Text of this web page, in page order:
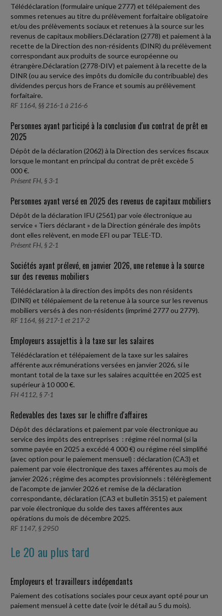
Télédéclaration (formulaire unique 2777) et télépaiement des
sommes retenues au titre du prélèvement forfaitaire obligatoire
et/ou des prélèvements sociaux et retenues à la source sur les
revenus de capitaux mobiliers.Déclaration (2778) et paiement à la
recette de la Direction des non-résidents (DINR) du prélèvement
correspondant aux produits de source européenne ou
étrangère.Déclaration (2778-DIV) et paiement à la recette de la
DINR (ou au service des impôts du domicile du contribuable) des
dividendes perçus hors de France et soumis au prélèvement
forfaitaire.
RF 1164, §§ 216-1 à 216-6
Personnes ayant participé à la conclusion d'un contrat de prêt en
2025
Dépôt de la déclaration (2062) à la Direction des services fiscaux
lorsque le montant en principal du contrat de prêt excède 5
000 €.
Présent FH, § 3-1
Personnes ayant versé en 2025 des revenus de capitaux mobiliers
Dépôt de la déclaration IFU (2561) par voie électronique au
service « Tiers déclarant » de la Direction générale des impôts
dont elles relèvent, en mode EFI ou par TELE-TD.
Présent FH, § 2-1
Sociétés ayant prélevé, en janvier 2026, une retenue à la source
sur des revenus mobiliers
Télédéclaration à la direction des impôts des non résidents
(DINR) et télépaiement de la retenue à la source sur les revenus
mobiliers versés à des non-résidents (imprimé 2777 ou 2779).
RF 1164, §§ 217-1 et 217-2
Employeurs assujettis à la taxe sur les salaires
Télédéclaration et télépaiement de la taxe sur les salaires
afférente aux rémunérations versées en janvier 2026, si le
montant total de la taxe sur les salaires acquittée en 2025 est
supérieur à 10 000 €.
FH 4112, § 7-1
Redevables des taxes sur le chiffre d'affaires
Dépôt des déclarations et paiement par voie électronique au
service des impôts des entreprises : régime réel normal (si la
somme payée en 2025 a excédé 4 000 €) ou régime réel simplifié
(avec option pour le paiement mensuel) : déclaration (CA3) et
paiement par voie électronique des taxes afférentes au mois de
janvier 2026 ; régime des acomptes provisionnels : télérèglement
de l'acompte de janvier 2026 et remise de la déclaration
correspondante, déclaration (CA3 et bulletin 3515) et paiement
par voie électronique du solde des taxes afférentes aux
opérations du mois de décembre 2025.
RF 1147, § 2950
Le 20 au plus tard
Employeurs et travailleurs indépendants
Paiement des cotisations sociales pour ceux ayant opté pour un
paiement mensuel à cette date (voir le détail au 5 du mois).